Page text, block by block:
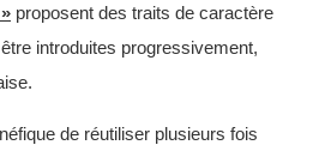
proposent des traits de caractère
introduites progressivement,
de réutiliser plusieurs fois